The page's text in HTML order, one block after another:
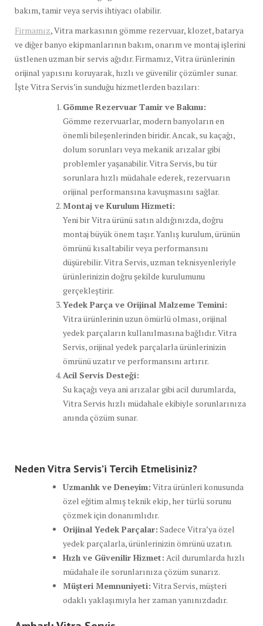
bakım, tamir veya servis ihtiyacı olabilir.
Firmamız, Vitra markasının gömme rezervuar, klozet, batarya
ve diğer banyo ekipmanlarının bakım, onarım ve montaj işlerini
üstlenen uzman bir servis ağıdır. Firmamız, Vitra ürünlerinin
orijinal yapısını koruyarak, hızlı ve güvenilir çözümler sunar.
İşte Vitra Servis’in sunduğu hizmetlerden bazıları:
Gömme Rezervuar Tamir ve Bakımı:
Gömme rezervuarlar, modern banyoların en
önemli bileşenlerinden biridir. Ancak, su kaçağı,
dolum sorunları veya mekanik arızalar gibi
problemler yaşanabilir. Vitra Servis, bu tür
sorunlara hızlı müdahale ederek, rezervuarın
orijinal performansına kavuşmasını sağlar.
Montaj ve Kurulum Hizmeti:
Yeni bir Vitra ürünü satın aldığınızda, doğru
montaj büyük önem taşır. Yanlış kurulum, ürünün
ömrünü kısaltabilir veya performansını
düşürebilir. Vitra Servis, uzman teknisyenleriyle
ürünlerinizin doğru şekilde kurulumunu
gerçekleştirir.
Yedek Parça ve Orijinal Malzeme Temini:
Vitra ürünlerinin uzun ömürlü olması, orijinal
yedek parçaların kullanılmasına bağlıdır. Vitra
Servis, orijinal yedek parçalarla ürünlerinizin
ömrünü uzatır ve performansını artırır.
Acil Servis Desteği:
Su kaçağı veya ani arızalar gibi acil durumlarda,
Vitra Servis hızlı müdahale ekibiyle sorunlarınıza
anında çözüm sunar.
Neden Vitra Servis’i Tercih Etmelisiniz?
Uzmanlık ve Deneyim: Vitra ürünleri konusunda
özel eğitim almış teknik ekip, her türlü sorunu
çözmek için donanımlıdır.
Orijinal Yedek Parçalar: Sadece Vitra’ya özel
yedek parçalarla, ürünlerinizin ömrünü uzatın.
Hızlı ve Güvenilir Hizmet: Acil durumlarda hızlı
müdahale ile sorunlarınıza çözüm sunarız.
Müşteri Memnuniyeti: Vitra Servis, müşteri
odaklı yaklaşımıyla her zaman yanınızdadır.